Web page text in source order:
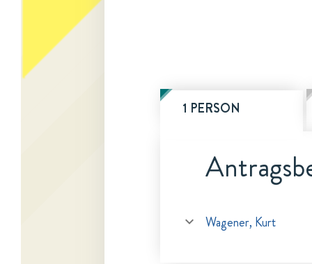
1 PERSON
Wagener, Kurt